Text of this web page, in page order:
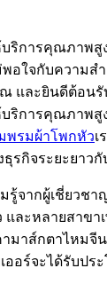
ริการคุณภาพ
อใจกับความ
และยินดีต้อน
การคุณภาพ
พรมผ้าโพกหัวเ
กิจระยะยาว
จากผู้เชี่ยวช
ะหลายสาขา
าส์กตาไหม
อร์จะได้รับปร